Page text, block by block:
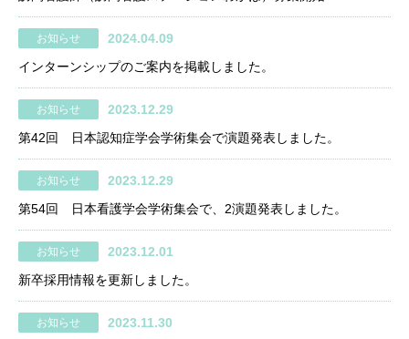
お知らせ
2024.04.09
インターンシップのご案内を掲載しました。
お知らせ
2023.12.29
第42回 日本認知症学会学術集会で演題発表しました。
お知らせ
2023.12.29
第54回 日本看護学会学術集会で、2演題発表しました。
お知らせ
2023.12.01
新卒採用情報を更新しました。
お知らせ
2023.11.30